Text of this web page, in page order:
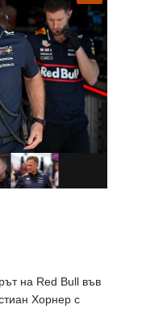
на Red Bull във
Хорнер с